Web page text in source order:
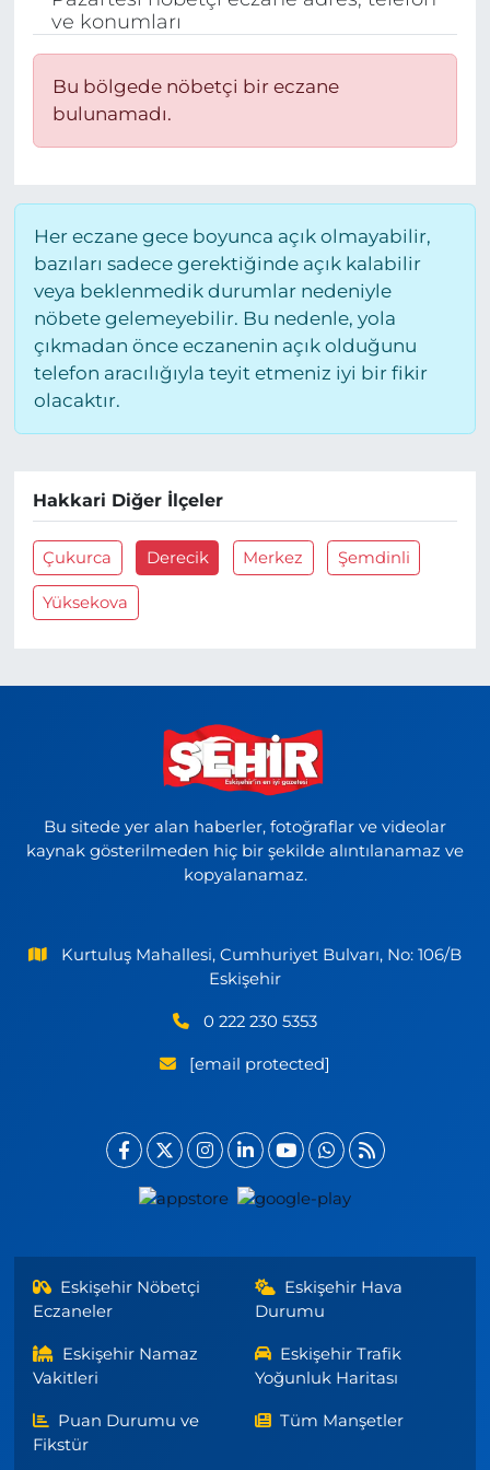
ve konumları
Bu bölgede nöbetçi bir eczane
bulunamadı.
Her eczane gece boyunca açık olmayabilir,
bazıları sadece gerektiğinde açık kalabilir
veya beklenmedik durumlar nedeniyle
nöbete gelemeyebilir. Bu nedenle, yola
çıkmadan önce eczanenin açık olduğunu
telefon aracılığıyla teyit etmeniz iyi bir fikir
olacaktır.
Hakkari Diğer İlçeler
Çukurca Derecik Merkez Şemdinli
Yüksekova
Bu sitede yer alan haberler, fotoğraflar ve videolar
kaynak gösterilmeden hiç bir şekilde alıntılanamaz ve
kopyalanamaz.
Kurtuluş Mahallesi, Cumhuriyet Bulvarı, No: 106/B
Eskişehir
0 222 230 5353
[email protected]
Eskişehir Nöbetçi
Eczaneler
Eskişehir Hava
Durumu
Eskişehir Namaz
Vakitleri
Eskişehir Trafik
Yoğunluk Haritası
Puan Durumu ve
Fikstür
Tüm Manşetler
BÖLGE
YAŞAM
DÜNYA
GENEL
GÜNCEL
RESMİ İLAN